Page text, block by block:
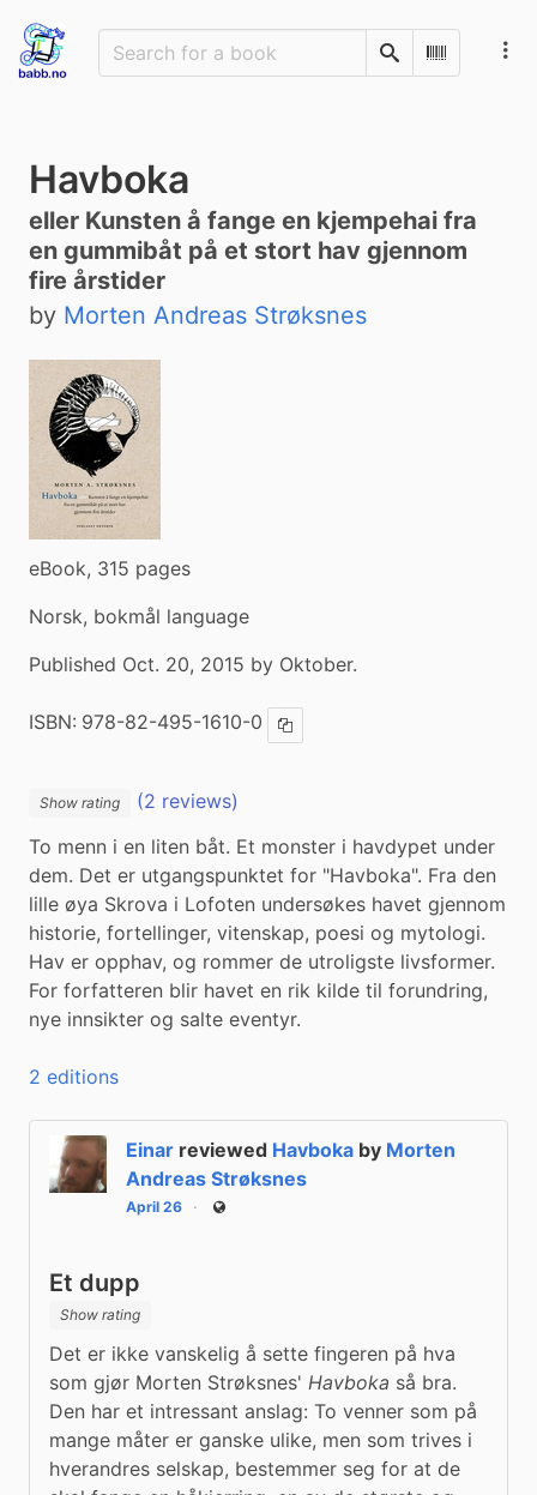
SearchScan
Havboka
eller Kunsten å fange en kjempehai fra
en gummibåt på et stort hav gjennom
fire årstider
by Morten Andreas Strøksnes
eBook, 315 pages
Norsk, bokmål language
Published Oct. 20, 2015 by Oktober.
ISBN: 978-82-495-1610-0 Copy ISBN
Show rating
(2 reviews)
To menn i en liten båt. Et monster i havdypet under
dem. Det er utgangspunktet for "Havboka". Fra den
lille øya Skrova i Lofoten undersøkes havet gjennom
historie, fortellinger, vitenskap, poesi og mytologi.
Hav er opphav, og rommer de utroligste livsformer.
For forfatteren blir havet en rik kilde til forundring,
nye innsikter og salte eventyr.
2 editions
Einar reviewed Havboka by Morten
Andreas Strøksnes
April 26 Public
Et dupp
Show rating
Det er ikke vanskelig å sette fingeren på hva
som gjør Morten Strøksnes' Havboka så bra.
Den har et intressant anslag: To venner som på
mange måter er ganske ulike, men som trives i
hverandres selskap, bestemmer seg for at de